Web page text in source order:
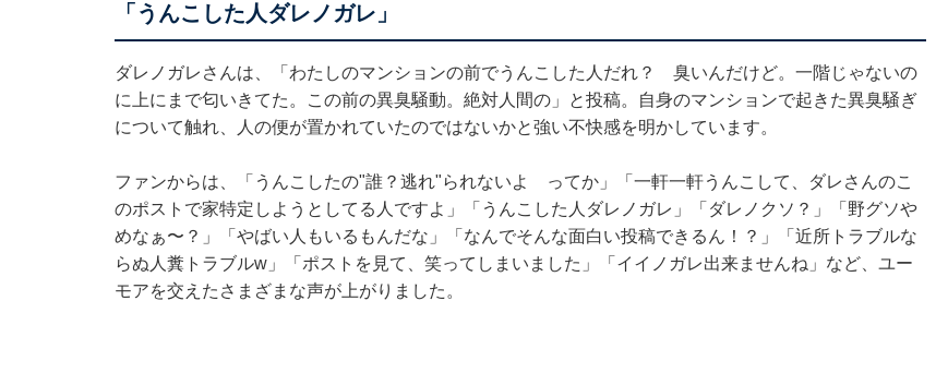
「うんこした人ダレノガレ」
ダレノガレさんは、「わたしのマンションの前でうんこした人だれ？ 臭いんだけど。一階じゃないの
に上にまで匂いきてた。この前の異臭騒動。絶対人間の」と投稿。自身のマンションで起きた異臭騒ぎ
について触れ、人の便が置かれていたのではないかと強い不快感を明かしています。
ファンからは、「うんこしたの"誰？逃れ"られないよ ってか」「一軒一軒うんこして、ダレさんのこ
のポストで家特定しようとしてる人ですよ」「うんこした人ダレノガレ」「ダレノクソ？」「野グソや
めなぁ〜？」「やばい人もいるもんだな」「なんでそんな面白い投稿できるん！？」「近所トラブルな
らぬ人糞トラブルw」「ポストを見て、笑ってしまいました」「イイノガレ出来ませんね」など、ユー
モアを交えたさまざまな声が上がりました。